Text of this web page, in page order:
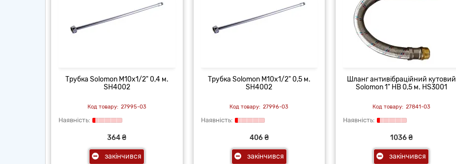
Трубка Solomon М10х1/2" 0,4 м.
SH4002
27995-03
364 ₴
закінчився
Трубка Solomon М10х1/2" 0,5 м.
SH4002
27996-03
406 ₴
закінчився
Шланг антивібраційний кутовий
Solomon 1" НВ 0,5 м. HS3001
27841-03
1036 ₴
закінчився